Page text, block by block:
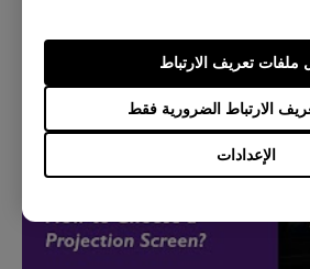
الإعدادات
الارتباط الضرورية فقط
ملفات تعريف الارتباط